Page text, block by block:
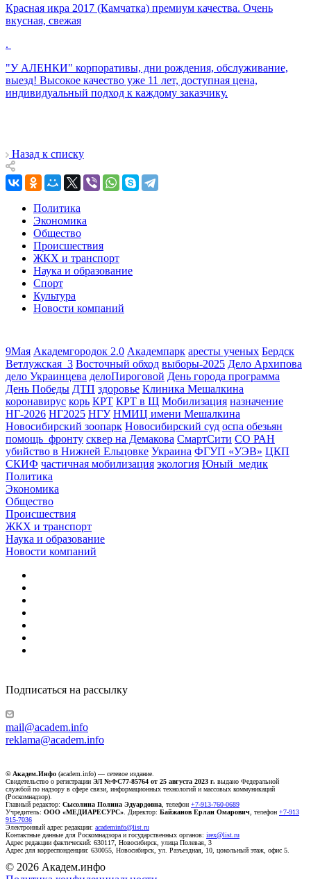
Красная икра 2017 (Камчатка) премиум качества. Очень
вкусная, свежая
.
"У АЛЕНКИ" корпоративы, дни рождения, обслуживание,
выезд! Высокое качество уже 11 лет, доступная цена,
индивидуальный подход к каждому заказчику.
Назад к списку
Политика
Экономика
Общество
Происшествия
ЖКХ и транспорт
Наука и образование
Спорт
Культура
Новости компаний
9Мая Академгородок 2.0 Академпарк аресты ученых Бердск
Ветлужская_3 Восточный обход выборы-2025 Дело Архипова
дело Украинцева делоПироговой День города программа
День Победы ДТП здоровье Клиника Мешалкина
коронавирус корь КРТ КРТ в Щ Мобилизация назначение
НГ-2026 НГ2025 НГУ НМИЦ имени Мешалкина
Новосибирский зоопарк Новосибирский суд оспа обезьян
помощь_фронту сквер на Демакова СмартСити СО РАН
убийство в Нижней Ельцовке Украина ФГУП «УЭВ» ЦКП
СКИФ частичная мобилизация экология Юный_медик
Политика
Экономика
Общество
Происшествия
ЖКХ и транспорт
Наука и образование
Новости компаний
Подписаться на рассылку
mail@academ.info
reklama@academ.info
© Академ.Инфо (academ.info) — сетевое издание.
Свидетельство о регистрации ЭЛ №ФС77-85764 от 25 августа 2023 г. выдано Федеральной
службой по надзору в сфере связи, информационных технологий и массовых коммуникаций
(Роскомнадзор).
Главный редактор: Сысолина Полина Эдуардовна , телефон +7-913-760-0689
Учредитель: ООО «МЕДИАРЕСУРС» . Директор: Байжанов Ерлан Омарович , телефон +7-913
915-7036
Электронный адрес редакции: academinfo@list.ru
Контактные данные для Роскомнадзора и государственных органов: irex@list.ru
Адрес редакции фактический: 630117, Новосибирск, улица Полевая, 3
Адрес для корреспонденции: 630055, Новосибирск, ул. Разъездная, 10, цокольный этаж, офис 5.
© 2026 Академ.инфо